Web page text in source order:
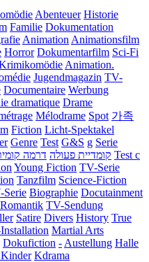
Abenteuer Historie
Familie Dokumentation
Animation Animationsfilm
Horror Dokumentarfilm Sci-Fi
Animation.
Jugendmagazin TV-
Documentaire Werbung
dramatique Drame
Mélodrame Spot 가족
Fiction Licht-Spektakel
Genre Test G&S g Serie
קומדיית פעולה דרמה
Test c
Young Fiction TV-Serie
Tanzfilm Science-Fiction
Serie Biographie Docutainment
Romantik TV-Sendung
Satire Divers History True
Martial Arts
Dokufiction - Austellung Halle
Kdrama